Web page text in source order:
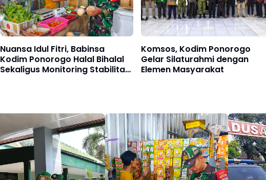
Nuansa Idul Fitri, Babinsa
Kodim Ponorogo Halal Bihalal
Sekaligus Monitoring Stabilitas
Komsos, Kodim Ponorogo
Gelar Silaturahmi dengan
Elemen Masyarakat